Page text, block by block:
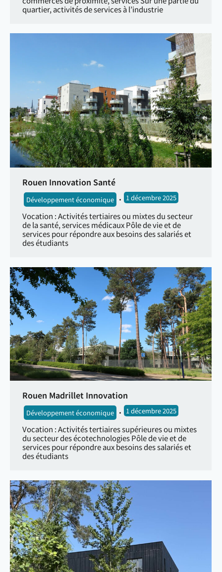
quartier, activités de services à l’industrie
Rouen Innovation Santé
Développement économique 1 décembre 2025
Vocation : Activités tertiaires ou mixtes du secteur
de la santé, services médicaux Pôle de vie et de
services pour répondre aux besoins des salariés et
des étudiants
Rouen Madrillet Innovation
Développement économique 1 décembre 2025
Vocation : Activités tertiaires supérieures ou mixtes
du secteur des écotechnologies Pôle de vie et de
services pour répondre aux besoins des salariés et
des étudiants